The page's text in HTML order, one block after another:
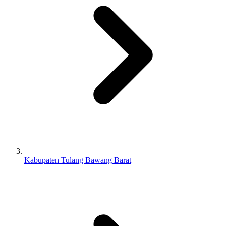
Kabupaten Tulang Bawang Barat